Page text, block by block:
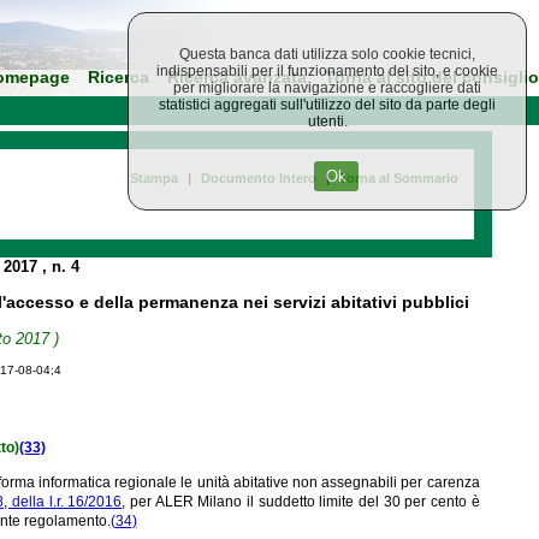
Ricerca Ricerca avanzata Torna al sito del consiglio
Stampa | Documento Intero | Torna al Sommario
, n. 4
e della permanenza nei servizi abitativi pubblici
2017 )
08-04;4
(33)
informatica regionale le unità abitative non assegnabili per carenza
della l.r. 16/2016, per ALER Milano il suddetto limite del 30 per cento è
regolamento.(34)
Questa banca dati utilizza solo cookie tecnici,
indispensabili per il funzionamento del sito, e cookie
per migliorare la navigazione e raccogliere dati
statistici aggregati sull'utilizzo del sito da parte degli
utenti.
Ok